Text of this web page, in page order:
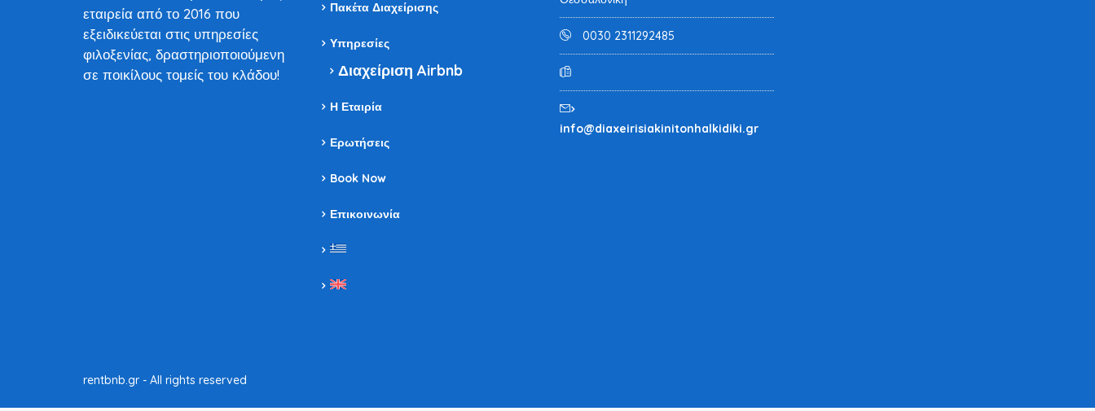
εταιρεία από το 2016 που
εξειδικεύεται στις υπηρεσίες
φιλοξενίας, δραστηριοποιούμενη
σε ποικίλους τομείς του κλάδου!
Πακέτα Διαχείρισης
Υπηρεσίες
Διαχείριση Airbnb
Η Εταιρία
Ερωτήσεις
Book Now
Επικοινωνία
0030 2311292485
info@diaxeirisiakinitonhalkidiki.gr
rentbnb.gr - All rights reserved